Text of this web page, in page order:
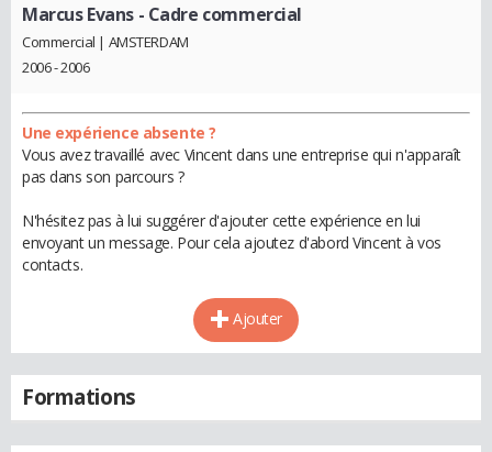
Marcus Evans- Cadre commercial
Commercial | AMSTERDAM
2006 - 2006
Une expérience absente ?
Vous avez travaillé avec Vincent dans une entreprise qui n'apparaît
pas dans son parcours ?
N'hésitez pas à lui suggérer d'ajouter cette expérience en lui
envoyant un message. Pour cela ajoutez d'abord Vincent à vos
contacts.
Ajouter
Formations